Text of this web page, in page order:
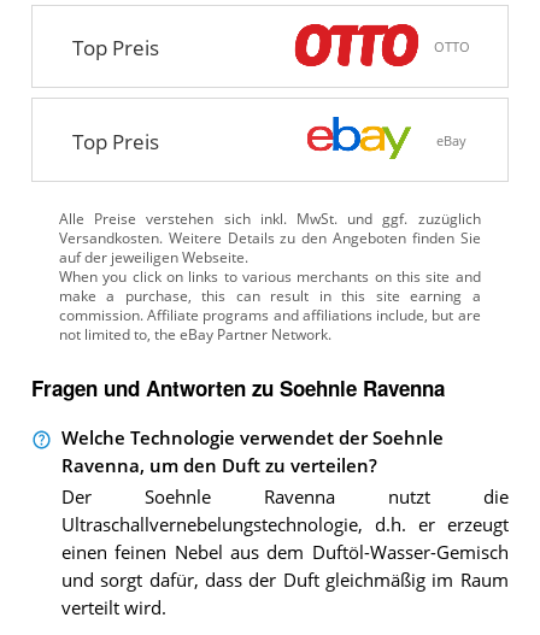
Top Preis OTTO
Top Preis eBay
Alle Preise verstehen sich inkl. MwSt. und ggf. zuzüglich
Versandkosten. Weitere Details zu den Angeboten finden Sie
auf der jeweiligen Webseite.
Fragen und Antworten zu Soehnle Ravenna
Welche Technologie verwendet der Soehnle
Ravenna, um den Duft zu verteilen?
Der Soehnle Ravenna nutzt die
Ultraschallvernebelungstechnologie, d.h. er erzeugt
einen feinen Nebel aus dem Duftöl-Wasser-Gemisch
und sorgt dafür, dass der Duft gleichmäßig im Raum
verteilt wird.